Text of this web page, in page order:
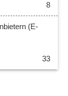
8
(E-
33